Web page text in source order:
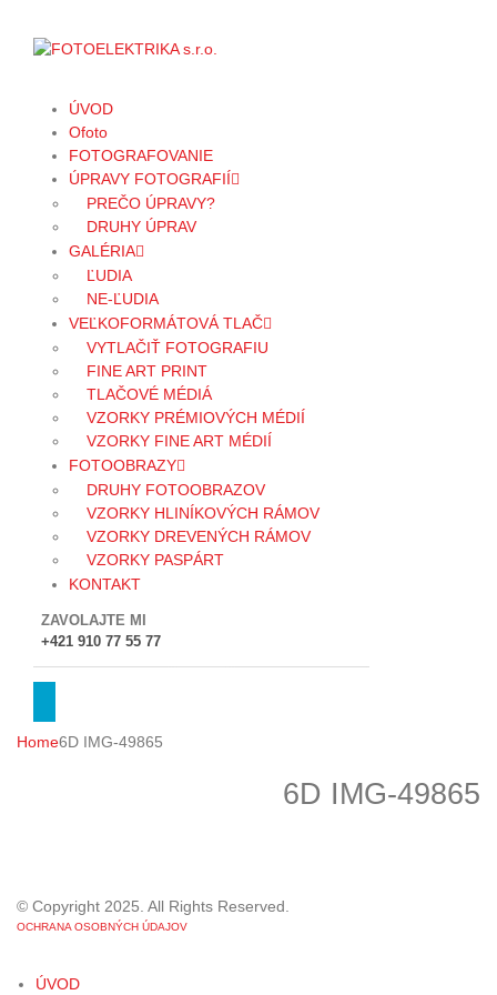
ÚVOD
Ofoto
FOTOGRAFOVANIE
ÚPRAVY FOTOGRAFIÍ
PREČO ÚPRAVY?
DRUHY ÚPRAV
GALÉRIA
ĽUDIA
NE-ĽUDIA
VEĽKOFORMÁTOVÁ TLAČ
VYTLAČIŤ FOTOGRAFIU
FINE ART PRINT
TLAČOVÉ MÉDIÁ
VZORKY PRÉMIOVÝCH MÉDIÍ
VZORKY FINE ART MÉDIÍ
FOTOOBRAZY
DRUHY FOTOOBRAZOV
VZORKY HLINÍKOVÝCH RÁMOV
VZORKY DREVENÝCH RÁMOV
VZORKY PASPÁRT
KONTAKT
ZAVOLAJTE MI
+421 910 77 55 77
Home6D IMG-49865
6D IMG-49865
© Copyright 2025. All Rights Reserved.
OCHRANA OSOBNÝCH ÚDAJOV
ÚVOD